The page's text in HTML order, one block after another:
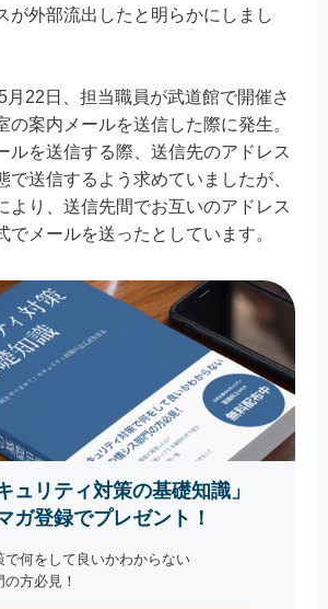
が外部流出したと明らかにしまし
月22日、担当職員が武道館で開催さ
の案内メールを送信した際に発生。
ルを送信する際、送信先のアドレス
で送信するよう求めていましたが、
より、送信先間でお互いのアドレス
でメールを送ったとしています。
ュリティ対策の基礎知識」
ガ登録でプレゼント！
で何をして良いかわからない
方必見！